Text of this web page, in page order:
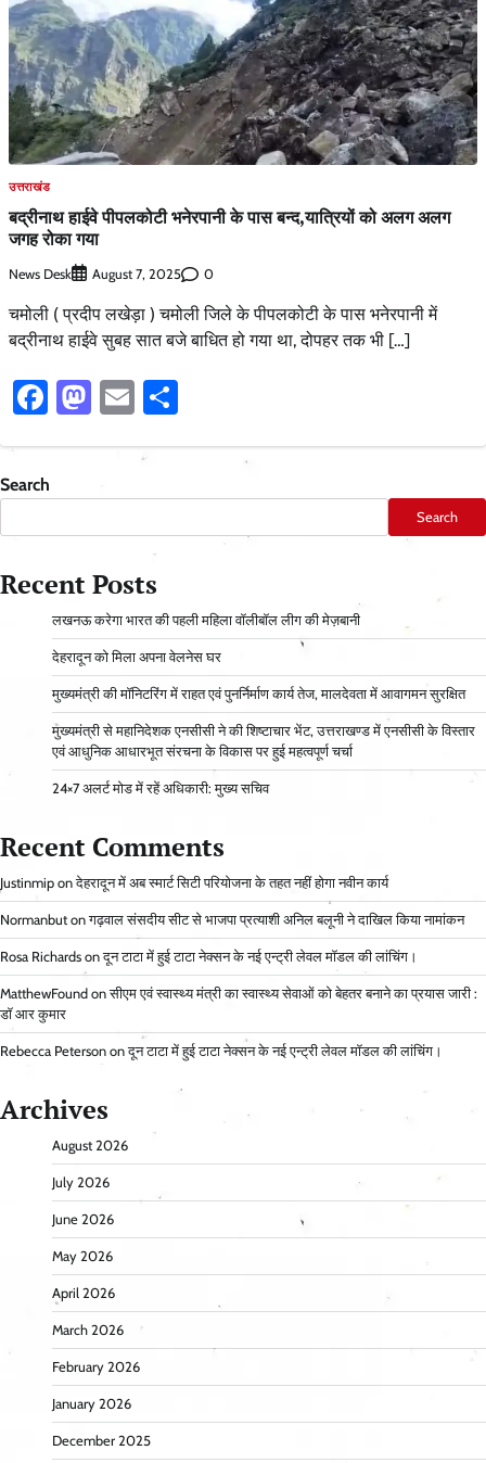
उत्तराखंड
बद्रीनाथ हाईवे पीपलकोटी भनेरपानी के पास बन्द,यात्रियों को अलग अलग
जगह रोका गया
News Desk August 7, 2025 0
चमोली ( प्रदीप लखेड़ा ) चमोली जिले के पीपलकोटी के पास भनेरपानी में
बद्रीनाथ हाईवे सुबह सात बजे बाधित हो गया था, दोपहर तक भी […]
Facebook
Mastodon
Email
Search
Search
Recent Posts
लखनऊ करेगा भारत की पहली महिला वॉलीबॉल लीग की मेज़बानी
देहरादून को मिला अपना वेलनेस घर
मुख्यमंत्री की मॉनिटरिंग में राहत एवं पुनर्निर्माण कार्य तेज, मालदेवता में आवागमन सुरक्षित
मुख्यमंत्री से महानिदेशक एनसीसी ने की शिष्टाचार भेंट, उत्तराखण्ड में एनसीसी के विस्तार
एवं आधुनिक आधारभूत संरचना के विकास पर हुई महत्वपूर्ण चर्चा
24×7 अलर्ट मोड में रहें अधिकारी: मुख्य सचिव
Recent Comments
Justinmip onदेहरादून में अब स्मार्ट सिटी परियोजना के तहत नहीं होगा नवीन कार्य
Normanbut onगढ़वाल संसदीय सीट से भाजपा प्रत्याशी अनिल बलूनी ने दाखिल किया नामांकन
Rosa Richards onदून टाटा में हुई टाटा नेक्सन के नई एन्ट्री लेवल मॉडल की लांचिंग।
MatthewFound onसीएम एवं स्वास्थ्य मंत्री का स्वास्थ्य सेवाओं को बेहतर बनाने का प्रयास जारी :
डॉ आर कुमार
Rebecca Peterson onदून टाटा में हुई टाटा नेक्सन के नई एन्ट्री लेवल मॉडल की लांचिंग।
Archives
August 2026
July 2026
June 2026
May 2026
April 2026
March 2026
February 2026
January 2026
December 2025